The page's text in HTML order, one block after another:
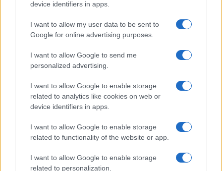
device identifiers in apps.
I want to allow my user data to be sent to
Google for online advertising purposes.
I want to allow Google to send me
personalized advertising.
I want to allow Google to enable storage
related to analytics like cookies on web or
device identifiers in apps.
I want to allow Google to enable storage
related to functionality of the website or app.
I want to allow Google to enable storage
related to personalization.
FIIs de tijolo e papel: guia para investir em imóveis sem ser
proprietário
Rafael Oliveira · 4 ago 2026
Nome